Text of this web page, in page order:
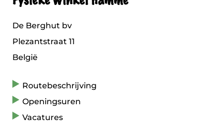
De Berghut bv
Plezantstraat 11
België
Routebeschrijving
Openingsuren
Vacatures